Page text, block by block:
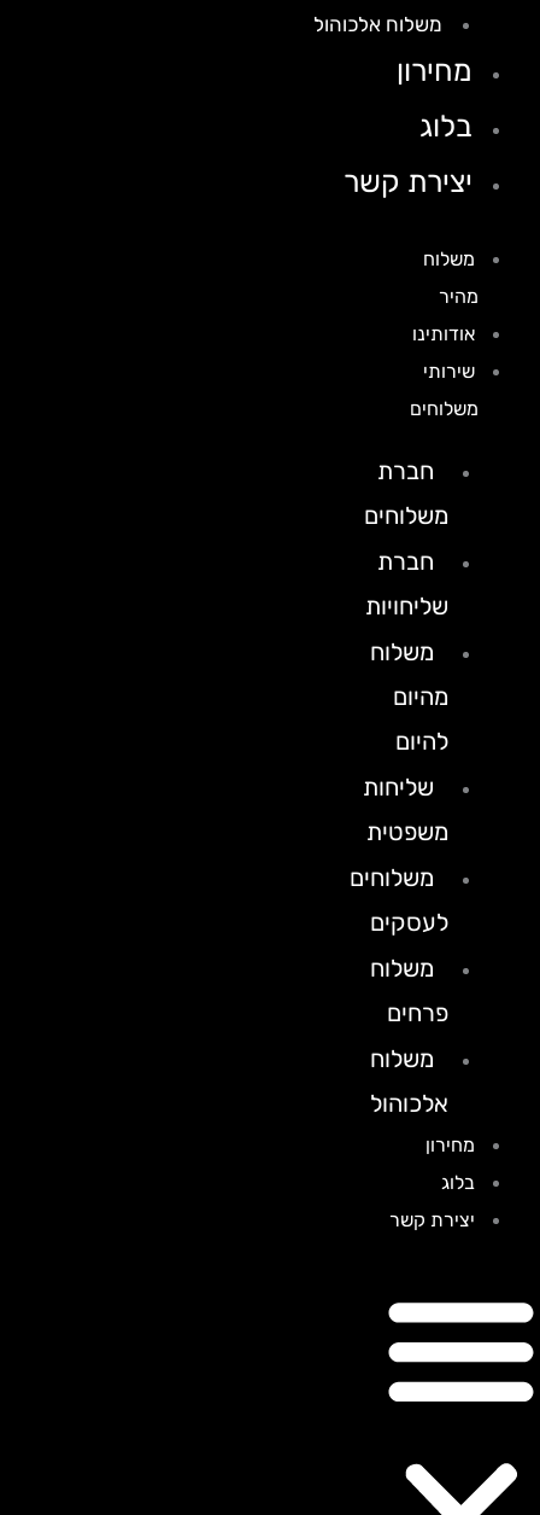
משלוח אלכוהול
מחירון
בלוג
יצירת קשר
משלוח
אודותינו
שירותי
משלוחים
חברת
משלוחים
חברת
שליחויות
משלוח
מהיום
להיום
שליחות
משפטית
משלוחים
לעסקים
משלוח
פרחים
משלוח
אלכוהול
מחירון
בלוג
יצירת קשר